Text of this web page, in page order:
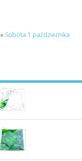
« Sobota 1 października